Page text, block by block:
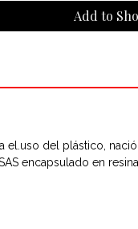
el.uso del plástico,
encapsulado en